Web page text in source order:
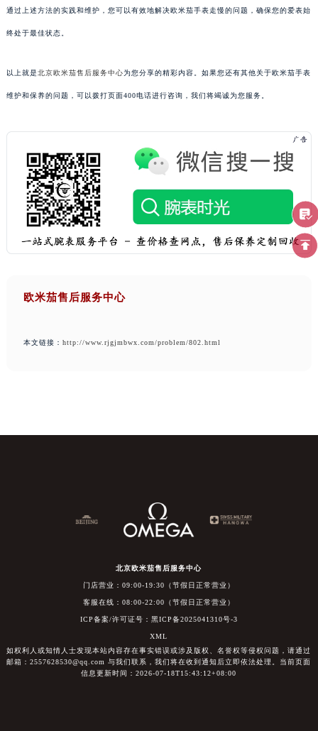
通过上述方法的实践和维护，您可以有效地解决欧米茄手表走慢的问题，确保您的爱表始
终处于最佳状态。
以上就是北京欧米茄售后服务中心为您分享的精彩内容。如果您还有其他关于欧米茄手表
维护和保养的问题，可以拨打页面400电话进行咨询，我们将竭诚为您服务。
欧米茄售后服务中心
本文链接： http://www.rjgjmbwx.com/problem/802.html
北京欧米茄售后服务中心
门店营业：09:00-19:30（节假日正常营业）
客服在线：08:00-22:00（节假日正常营业）
ICP备案/许可证号：黑ICP备2025041310号-3
XML
如权利人或知情人士发现本站内容存在事实错误或涉及版权、名誉权等侵权问题，请通过
邮箱：2557628530@qq.com 与我们联系，我们将在收到通知后立即依法处理。当前页面
信息更新时间：2026-07-18T15:43:12+08:00